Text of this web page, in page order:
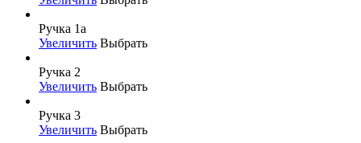
Ручка 1а
Увеличить Выбрать
Ручка 2
Увеличить Выбрать
Ручка 3
Увеличить Выбрать